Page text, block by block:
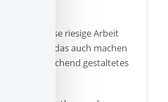
die diese riesige Arbeit
Wer das auch machen
als ansprechend gestaltetes